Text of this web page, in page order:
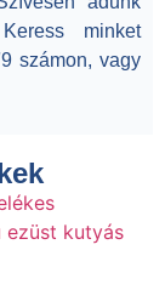
minket
számon, vagy